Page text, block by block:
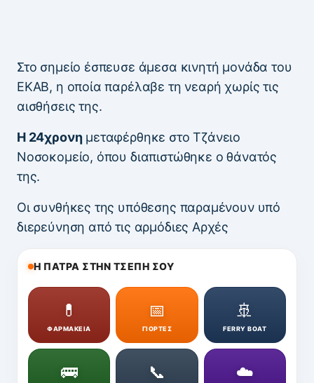
Στο σημείο έσπευσε άμεσα κινητή μονάδα του
ΕΚΑΒ, η οποία παρέλαβε τη νεαρή χωρίς τις
αισθήσεις της.
Η 24χρονημεταφέρθηκε στο Τζάνειο
Νοσοκομείο, όπου διαπιστώθηκε ο θάνατός
της.
Οι συνθήκες της υπόθεσης παραμένουν υπό
διερεύνηση από τις αρμόδιες Αρχές
Η ΠΑΤΡΑ ΣΤΗΝ ΤΣΕΠΗ ΣΟΥ
💊
ΦΑΡΜΑΚΕΙΑ
📅
ΓΙΟΡΤΕΣ
🚢
FERRY BOAT
🚌 📞 ☁️